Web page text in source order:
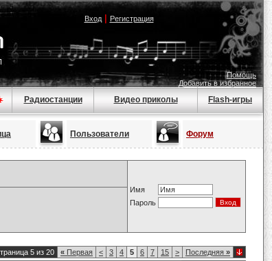
Вход| Регистрация
Помощь
Добавить в избранное
Радиостанции Видео приколы Flash-игры
Пользователи Форум
Имя
Пароль
5 из 20 « Первая < 3 4 5 6 7 15 > Последняя »